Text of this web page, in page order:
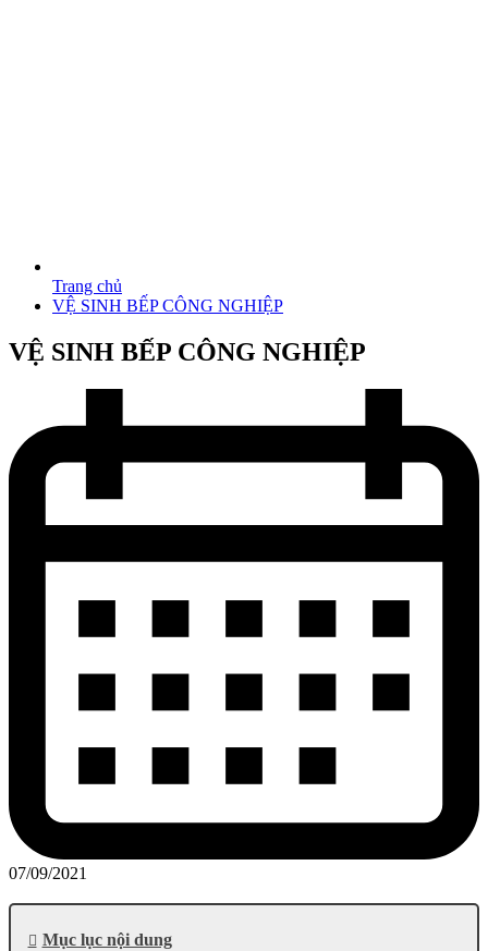
Trang chủ
VỆ SINH BẾP CÔNG NGHIỆP
VỆ SINH BẾP CÔNG NGHIỆP
07/09/2021
Mục lục nội dung